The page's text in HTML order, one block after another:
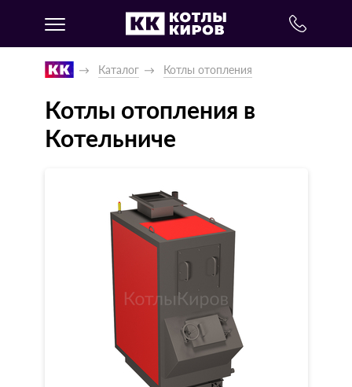
Каталог Котлы отопления
Котлы отопления в
Котельниче